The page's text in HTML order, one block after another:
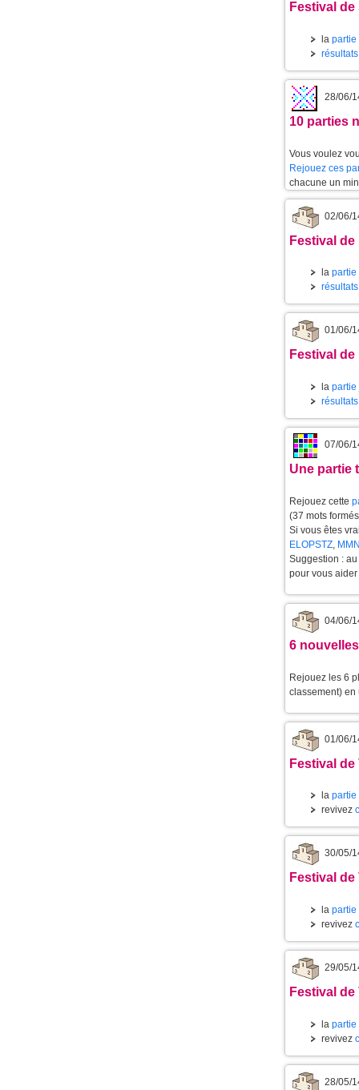
Festival de
la partie
28/06/
10 parties
Vous voulez
Rejouez ces
chacune un
02/06/
Festival
la partie
01/06/
Festival
la partie
07/06/
Une partie
Rejouez cette
(37 mots
Si vous êtes
ELOPSTZ,
Suggestion :
pour vous
04/06/
6
Rejouez les 6
classement)
01/06/
Festival
la partie
revivez
30/05/
Festival
la partie
revivez
29/05/
Festival
la partie
revivez
28/05/